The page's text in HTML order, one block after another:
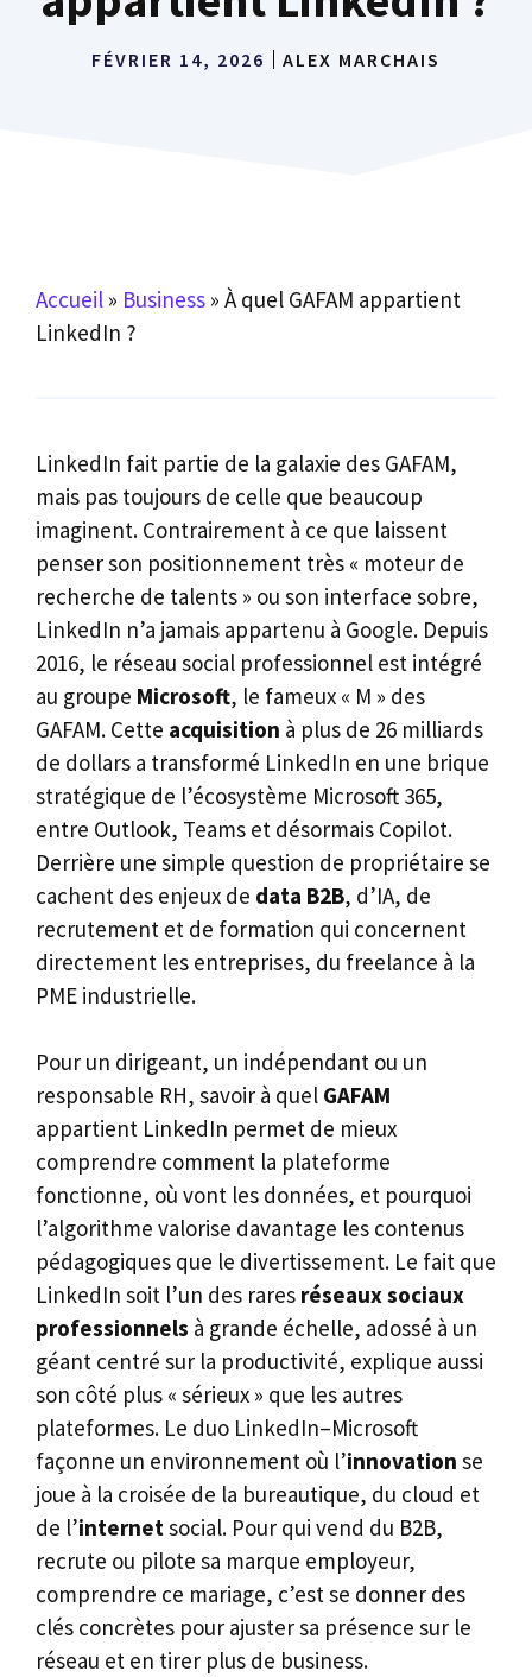
FÉVRIER 14, 2026 ALEX MARCHAIS
Accueil » Business » À quel GAFAM appartient
LinkedIn ?
LinkedIn fait partie de la galaxie des GAFAM,
mais pas toujours de celle que beaucoup
imaginent. Contrairement à ce que laissent
penser son positionnement très « moteur de
recherche de talents » ou son interface sobre,
LinkedIn n’a jamais appartenu à Google. Depuis
2016, le réseau social professionnel est intégré
au groupe Microsoft, le fameux « M » des
GAFAM. Cette acquisition à plus de 26 milliards
de dollars a transformé LinkedIn en une brique
stratégique de l’écosystème Microsoft 365,
entre Outlook, Teams et désormais Copilot.
Derrière une simple question de propriétaire se
cachent des enjeux de data B2B, d’IA, de
recrutement et de formation qui concernent
directement les entreprises, du freelance à la
PME industrielle.
Pour un dirigeant, un indépendant ou un
responsable RH, savoir à quel GAFAM
appartient LinkedIn permet de mieux
comprendre comment la plateforme
fonctionne, où vont les données, et pourquoi
l’algorithme valorise davantage les contenus
pédagogiques que le divertissement. Le fait que
LinkedIn soit l’un des rares réseaux sociaux
professionnels à grande échelle, adossé à un
géant centré sur la productivité, explique aussi
son côté plus « sérieux » que les autres
plateformes. Le duo LinkedIn–Microsoft
façonne un environnement où l’innovation se
joue à la croisée de la bureautique, du cloud et
de l’internetsocial. Pour qui vend du B2B,
recrute ou pilote sa marque employeur,
comprendre ce mariage, c’est se donner des
clés concrètes pour ajuster sa présence sur le
réseau et en tirer plus de business.